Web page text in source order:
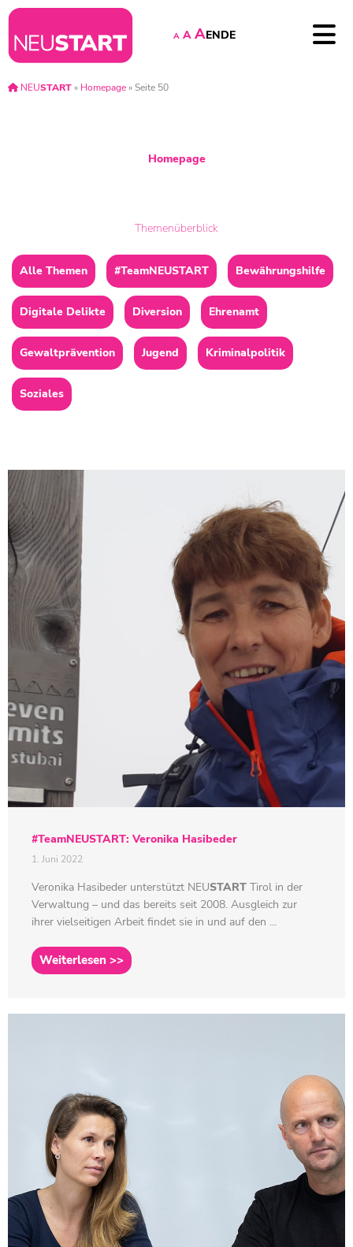
A A AENDE
NEUSTART» Homepage»Seite 50
Homepage
Themenüberblick
Alle Themen #TeamNEUSTART Bewährungshilfe
Digitale Delikte Diversion Ehrenamt
Gewaltprävention Jugend Kriminalpolitik
Soziales
#TeamNEUSTART: Veronika Hasibeder
1. Juni 2022
Veronika Hasibeder unterstützt NEUSTART Tirol in der
Verwaltung – und das bereits seit 2008. Ausgleich zur
ihrer vielseitigen Arbeit findet sie in und auf den ...
Weiterlesen >>